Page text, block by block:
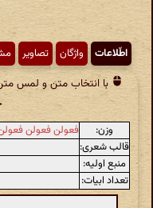
اطّلاعات واژگان تصاویر
با انتخاب متن و لمس متن
وزن:
فعولن فعولن
قالب شعری:
منبع اولیه:
تعداد ابیات: